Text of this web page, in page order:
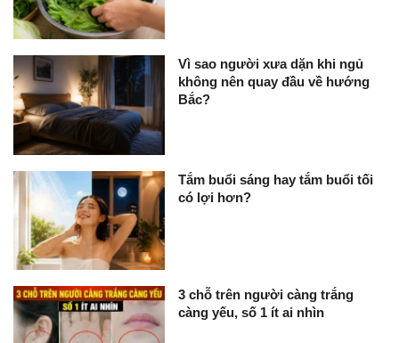
Vì sao người xưa dặn khi ngủ
không nên quay đầu về hướng
Bắc?
Tắm buổi sáng hay tắm buổi tối
có lợi hơn?
3 chỗ trên người càng trắng
càng yếu, số 1 ít ai nhìn